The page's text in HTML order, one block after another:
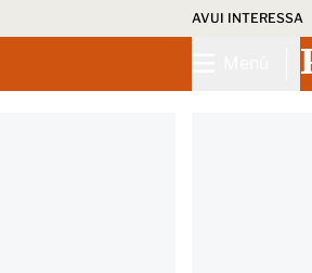
AVUI INTERESSA